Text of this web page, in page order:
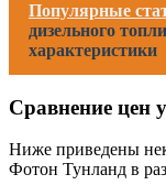
Популярные
дизельного
характеристики
Сравнение цен
Ниже приведены
Фотон Тунланд в